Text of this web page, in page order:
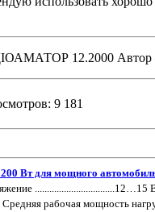
12.2000
9 181
Вт для мощного
Средняя рабочая мощность